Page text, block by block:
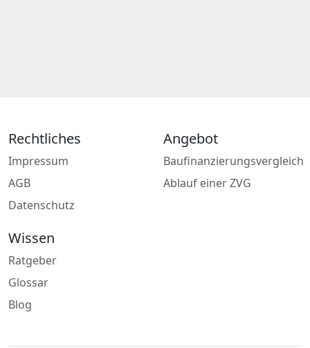
Rechtliches
Impressum
AGB
Datenschutz
Angebot
Baufinanzierungsvergleich
Ablauf einer ZVG
Wissen
Ratgeber
Glossar
Blog